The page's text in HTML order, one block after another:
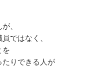
、
ではなく、
を
たりできる人が